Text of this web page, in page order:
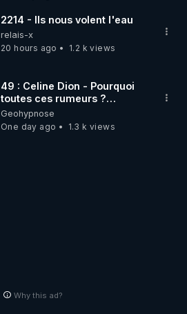
2214 - Ils nous volent l'eau
relais-x
20 hours ago
1.2 k views
49 : Celine Dion - Pourquoi
toutes ces rumeurs ?
Enquête sous hypnose
Geohypnose
One day ago
1.3 k views
Why this ad?